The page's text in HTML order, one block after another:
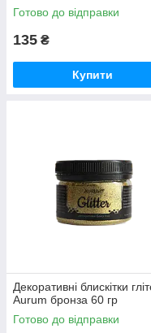
Готово до відправки
135 ₴
Купити
Декоративні блискітки
Aurum бронза 60 гр
Готово до відправки